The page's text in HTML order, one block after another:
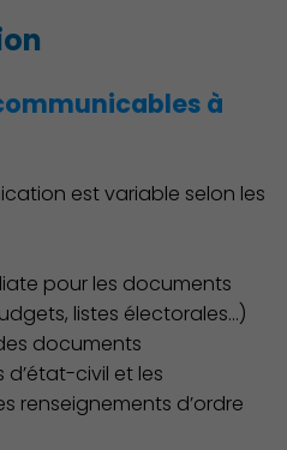
à
est variable selon les
pour les documents
listes électorales…)
documents
d’état-civil et les
renseignements d’ordre